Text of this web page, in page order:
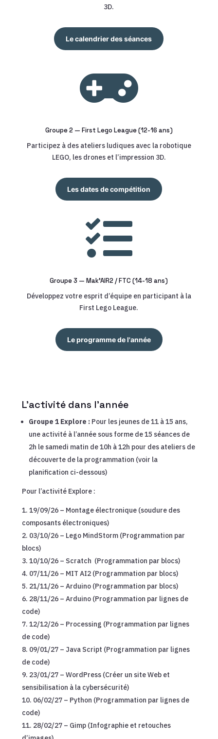
3D.
Le calendrier des séances

Groupe 2 — First Lego League (12-16 ans)
Participez à des ateliers ludiques avec la robotique
LEGO, les drones et l’impression 3D.
Les dates de compétition

Groupe 3 — Mak’AIR2 / FTC (14-18 ans)
Développez votre esprit d’équipe en participant à la
First Lego League.
Le programme de l'année
L’activité dans l’année
Groupe 1 Explore :Pour les jeunes de 11 à 15 ans,
une activité à l’année sous forme de 15 séances de
2h le samedi matin de 10h à 12h pour des ateliers de
découverte de la programmation (voir la
planification ci-dessous)
Pour l’activité Explore :
19/09/26 – Montage électronique (soudure des
composants électroniques)
03/10/26 – Lego MindStorm (Programmation par
blocs)
10/10/26 – Scratch (Programmation par blocs)
07/11/26 – MIT AI2 (Programmation par blocs)
21/11/26 – Arduino (Programmation par blocs)
28/11/26 – Arduino (Programmation par lignes de
code)
12/12/26 – Processing (Programmation par lignes
de code)
09/01/27 – Java Script (Programmation par lignes
de code)
23/01/27 – WordPress (Créer un site Web et
sensibilisation à la cybersécurité)
06/02/27 – Python (Programmation par lignes de
code)
28/02/27 – Gimp (Infographie et retouches